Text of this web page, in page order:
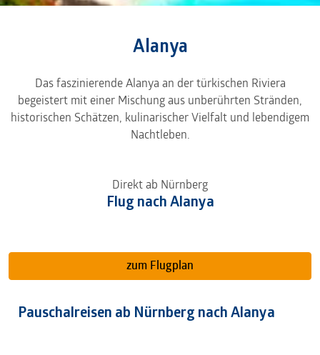
Alanya
Das faszinierende Alanya an der türkischen Riviera
begeistert mit einer Mischung aus unberührten Stränden,
historischen Schätzen, kulinarischer Vielfalt und lebendigem
Nachtleben.
Direkt ab Nürnberg
Flug nachAlanya
zum Flugplan
Pauschalreisen ​ab Nürnberg nach Alanya